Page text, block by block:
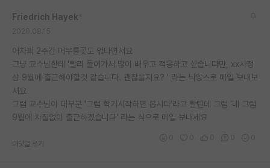
재팬라운지 🌸
Friedrich Hayek
어차피 2주간 머무를곳도 없다면서요
그냥 교수님한테 '빨리 들어가서 많이 배우고 적응하고 싶습니다만, xx사정
상 9월에 출근해야할것 같습니다. 괜찮을지요? ' 라는 늬앙스로 메일 보내보
셔요
그럼 교수님이 대부분 '그럼 학기시작하면 봅시다'라고 할텐데 그럼 '네 그럼
9월에 차질없이 출근하겠습니다' 라는 식으로 메일 보내세요
대댓글 쓰기